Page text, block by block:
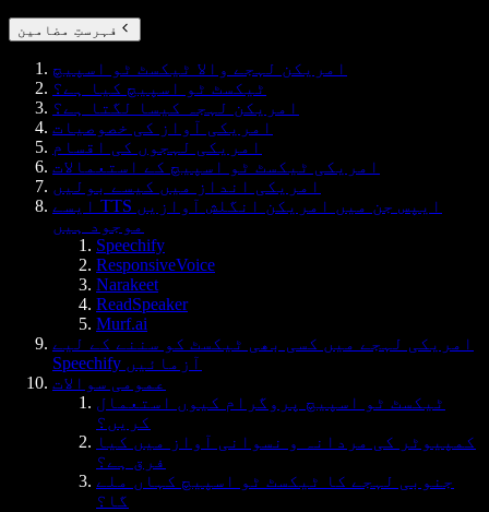
فہرستِ مضامین
امریکن لہجے والا ٹیکسٹ ٹو اسپیچ
ٹیکسٹ ٹو اسپیچ کیا ہے؟
امریکن لہجہ کیسا لگتا ہے؟
امریکی آواز کی خصوصیات
امریکی لہجوں کی اقسام
امریکی ٹیکسٹ ٹو اسپیچ کے استعمالات
امریکی انداز میں کیسے بولیں
ایسے TTS ایپس جن میں امریکن انگلش آوازیں
موجود ہیں
Speechify
ResponsiveVoice
Narakeet
ReadSpeaker
Murf.ai
امریکی لہجے میں کسی بھی ٹیکسٹ کو سننے کے لیے
Speechify آزمائیں
عمومی سوالات
ٹیکسٹ ٹو اسپیچ پروگرام کیوں استعمال
کریں؟
کمپیوٹر کی مردانہ و نسوانی آواز میں کیا
فرق ہے؟
جنوبی لہجے کا ٹیکسٹ ٹو اسپیچ کہاں ملے
گا؟